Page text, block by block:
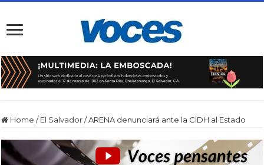
Home / El Salvador /ARENA denunciará ante la CIDH al Estado